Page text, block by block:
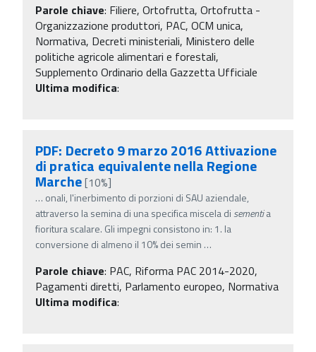
Parole chiave: Filiere, Ortofrutta, Ortofrutta -
Organizzazione produttori, PAC, OCM unica,
Normativa, Decreti ministeriali, Ministero delle
politiche agricole alimentari e forestali,
Supplemento Ordinario della Gazzetta Ufficiale
Ultima modifica:
PDF: Decreto 9 marzo 2016 Attivazione
di pratica equivalente nella Regione
Marche[10%]
… onali, l'inerbimento di porzioni di SAU aziendale,
attraverso la semina di una specifica miscela di sementia
fioritura scalare. Gli impegni consistono in: 1. la
conversione di almeno il 10% dei semin …
Parole chiave: PAC, Riforma PAC 2014-2020,
Pagamenti diretti, Parlamento europeo, Normativa
Ultima modifica: